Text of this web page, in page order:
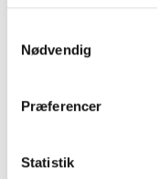
Nødvendig
Præferencer
Statistik
TEMA